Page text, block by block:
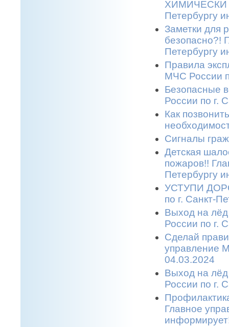
ХИМИЧЕСКИ
Петербургу
Заметки для
безопасно?!
Петербургу
Правила
МЧС России
Безопасные
России по г.
Как
Сигналы
Детская
пожаров!!
Петербургу
УСТУПИ
по г. Санкт-
Выход на
России по г.
Сделай
управление
04.03.2024
Выход на
России по г.
Главное